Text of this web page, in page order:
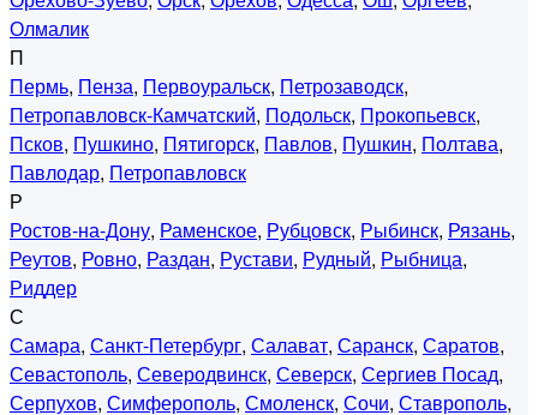
Олмалик
П
Пермь, Пенза, Первоуральск, Петрозаводск,
Петропавловск-Камчатский, Подольск, Прокопьевск,
Псков, Пушкино, Пятигорск, Павлов, Пушкин, Полтава,
Павлодар, Петропавловск
Р
Ростов-на-Дону, Раменское, Рубцовск, Рыбинск, Рязань,
Реутов, Ровно, Раздан, Рустави, Рудный, Рыбница,
Риддер
С
Самара, Санкт-Петербург, Салават, Саранск, Саратов,
Севастополь, Северодвинск, Северск, Сергиев Посад,
Серпухов, Симферополь, Смоленск, Сочи, Ставрополь,